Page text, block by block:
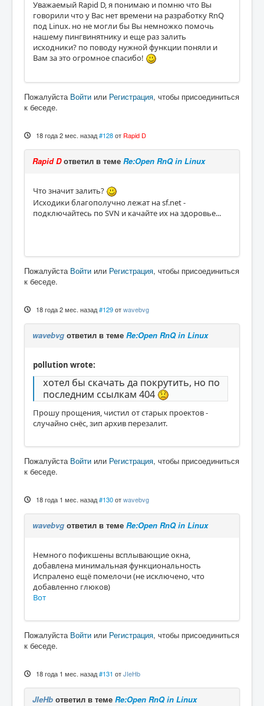
Уважаемый Rapid D, я понимаю и помню что Вы
говорили что у Вас нет времени на разработку RnQ
под Linux. но не могли бы Вы немножко помочь
нашему пингвинятнику и еще раз залить
исходники? по поводу нужной функции поняли и
Вам за это огромное спасибо!
Пожалуйста Войти или Регистрация, чтобы присоединиться
к беседе.
18 года 2 мес. назад #128 от Rapid D
Rapid Dответил в теме Re:Open RnQ in Linux
Что значит залить?
Исходики благополучно лежат на sf.net -
подключайтесь по SVN и качайте их на здоровье...
Пожалуйста Войти или Регистрация, чтобы присоединиться
к беседе.
18 года 2 мес. назад #129 отwavebvg
wavebvg ответил в теме Re:Open RnQ in Linux
pollution wrote:
хотел бы скачать да покрутить, но по
последним ссылкам 404
Прошу прощения, чистил от старых проектов -
случайно снёс, зип архив перезалит.
Пожалуйста Войти или Регистрация, чтобы присоединиться
к беседе.
18 года 1 мес. назад #130 отwavebvg
wavebvg ответил в теме Re:Open RnQ in Linux
Немного пофикшены всплывающие окна,
добавлена минимальная функциональность
Испралено ещё помелочи (не исключено, что
добавленно глюков)
Вот
Пожалуйста Войти или Регистрация, чтобы присоединиться
к беседе.
18 года 1 мес. назад #131 отJIeHb
JIeHb ответил в теме Re:Open RnQ in Linux